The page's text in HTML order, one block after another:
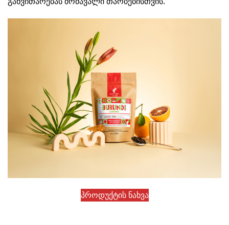
პროდუქტის ნახვა